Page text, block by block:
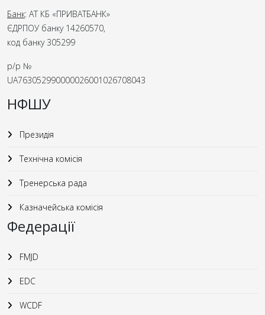
Банк: АТ КБ «ПРИВАТБАНК»
ЄДРПОУ банку 14260570,
код банку 305299
р/р №
UA763052990000026001026708043
НФШУ
Президія
Технічна комісія
Тренерська рада
Казначейська комісія
Федерації
FMJD
EDC
WCDF